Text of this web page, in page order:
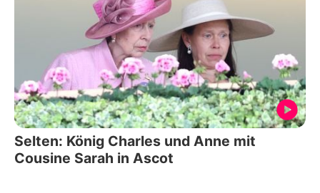
Selten: König Charles und Anne mit
Cousine Sarah in Ascot